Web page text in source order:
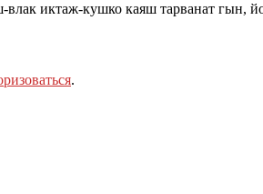
влак иктаж-кушко каяш тарванат
.